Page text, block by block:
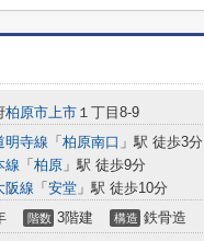
柏原市上市 １丁目8-9
明寺線 「 柏原南口 」駅 徒歩3分
線 「 柏原 」駅 徒歩9分
阪線 「 安堂 」駅 徒歩10分
階数 3階建 構造 鉄骨造